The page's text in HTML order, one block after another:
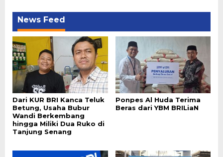
News Feed
Dari KUR BRI Kanca Teluk
Betung, Usaha Bubur
Wandi Berkembang
hingga Miliki Dua Ruko di
Tanjung Senang
Ponpes Al Huda Terima
Beras dari YBM BRILiaN